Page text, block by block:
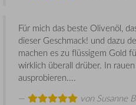
Für mich das beste Olivenöl,
dieser Geschmack! und dazu
machen es zu flüssigem Gold
wirklich überall drüber. In
ausprobieren....
von Susanne